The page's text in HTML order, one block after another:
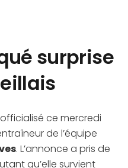
surprise
ce mercredi
de l’équipe
. L’annonce a pris de
qu’elle survient